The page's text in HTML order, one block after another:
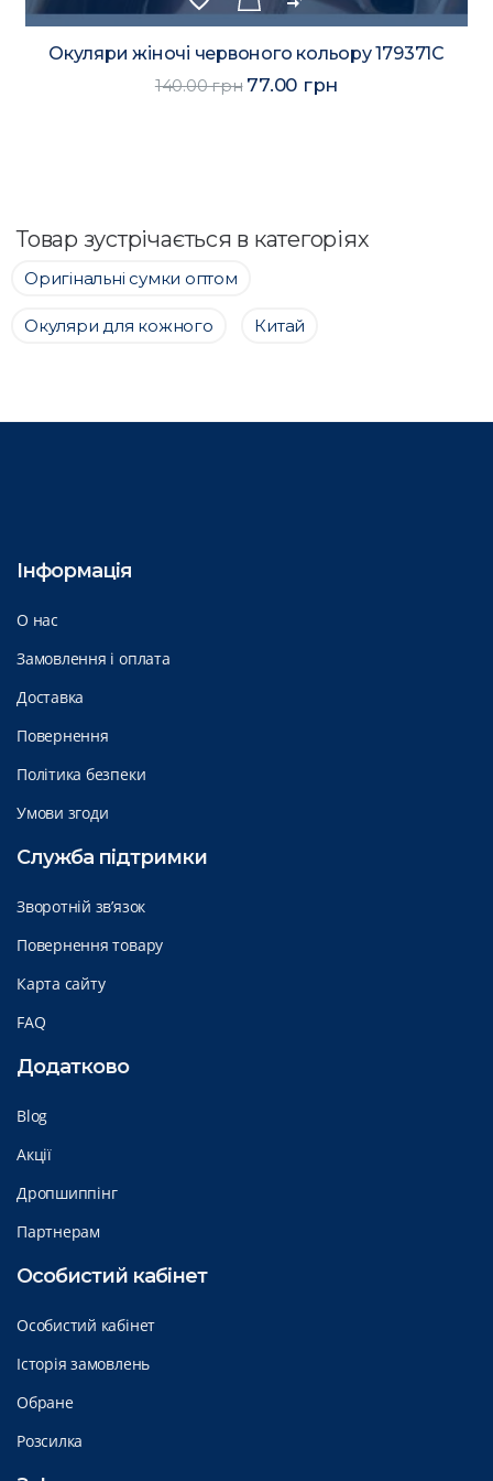
Окуляри жіночі червоного кольору 179371C
140.00 грн 77.00 грн
Товар зустрічається в категоріях
Оригінальні сумки оптом
Окуляри для кожного Китай
Інформація
О нас
Замовлення і оплата
Доставка
Повернення
Політика безпеки
Умови згоди
Служба підтримки
Зворотній зв’язок
Повернення товару
Карта сайту
FAQ
Додатково
Blog
Акції
Дропшиппінг
Партнерам
Особистий кабінет
Особистий кабінет
Історія замовлень
Обране
Розсилка